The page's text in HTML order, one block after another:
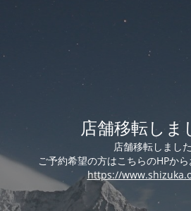
店舗移転しま
店舗移転しました
ご予約希望の方はこちらのHPから
https://